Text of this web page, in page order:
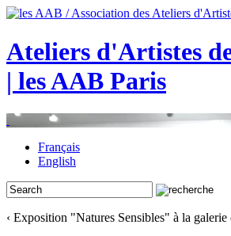
Ateliers d'Artistes
| les AAB Paris
Français
English
‹ Exposition "Natures Sensibles" à la